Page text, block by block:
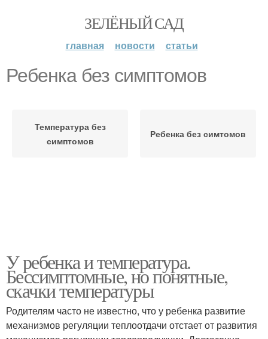
ЗЕЛЁНЫЙ САД
главная новости статьи
Ребенка без симптомов
Температура без
симптомов
Ребенка без симтомов
У ребенка и температура.
Бессимптомные, но понятные,
скачки температуры
Родителям часто не известно, что у ребенка развитие
механизмов регуляции теплоотдачи отстает от развития